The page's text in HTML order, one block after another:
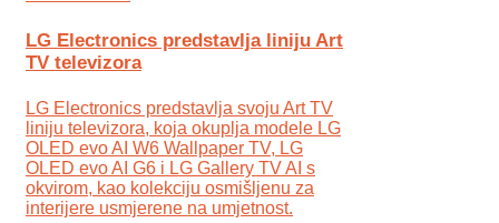
LG Electronics predstavlja liniju Art
TV televizora
LG Electronics predstavlja svoju Art TV
liniju televizora, koja okuplja modele LG
OLED evo AI W6 Wallpaper TV, LG
OLED evo AI G6 i LG Gallery TV AI s
okvirom, kao kolekciju osmišljenu za
interijere usmjerene na umjetnost.